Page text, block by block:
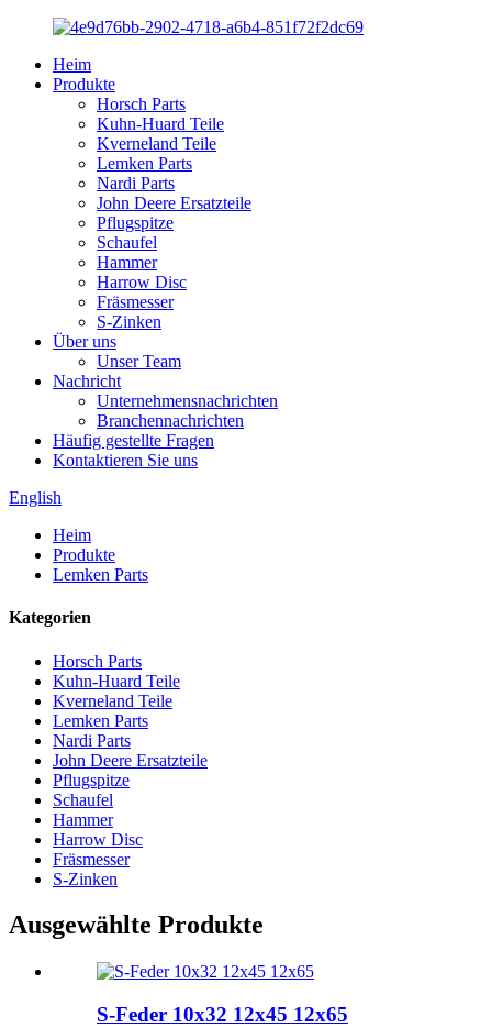
Heim
Produkte
Horsch Parts
Kuhn-Huard Teile
Kverneland Teile
Lemken Parts
Nardi Parts
John Deere Ersatzteile
Pflugspitze
Schaufel
Hammer
Harrow Disc
Fräsmesser
S-Zinken
Über uns
Unser Team
Nachricht
Unternehmensnachrichten
Branchennachrichten
Häufig gestellte Fragen
Kontaktieren Sie uns
English
Heim
Produkte
Lemken Parts
Kategorien
Horsch Parts
Kuhn-Huard Teile
Kverneland Teile
Lemken Parts
Nardi Parts
John Deere Ersatzteile
Pflugspitze
Schaufel
Hammer
Harrow Disc
Fräsmesser
S-Zinken
Ausgewählte Produkte
S-Feder 10x32 12x45 12x65